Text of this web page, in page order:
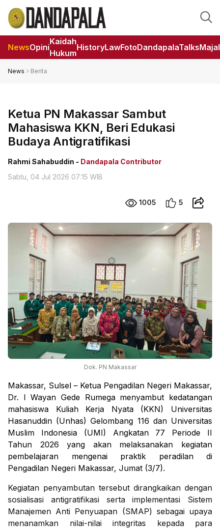
NewsOpini
Kaidah
Hukum
HistoryLawFotoDandapalaTalks
News Berita
Ketua PN Makassar Sambut
Mahasiswa KKN, Beri Edukasi
Budaya Antigratifikasi
Rahmi Sahabuddin - Dandapala Contributor
Sabtu, 04 Jul 2026 07:15 WIB
1005 5
Dok. PN Makassar
Makassar, Sulsel – Ketua Pengadilan Negeri Makassar,
Dr. I Wayan Gede Rumega menyambut kedatangan
mahasiswa Kuliah Kerja Nyata (KKN) Universitas
Hasanuddin (Unhas) Gelombang 116 dan Universitas
Muslim Indonesia (UMI) Angkatan 77 Periode II
Tahun 2026 yang akan melaksanakan kegiatan
pembelajaran mengenai praktik peradilan di
Pengadilan Negeri Makassar, Jumat (3/7).
Kegiatan penyambutan tersebut dirangkaikan dengan
sosialisasi antigratifikasi serta implementasi Sistem
Manajemen Anti Penyuapan (SMAP) sebagai upaya
menanamkan nilai-nilai integritas kepada para